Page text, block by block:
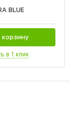
BLUE
корзину
в 1 клик